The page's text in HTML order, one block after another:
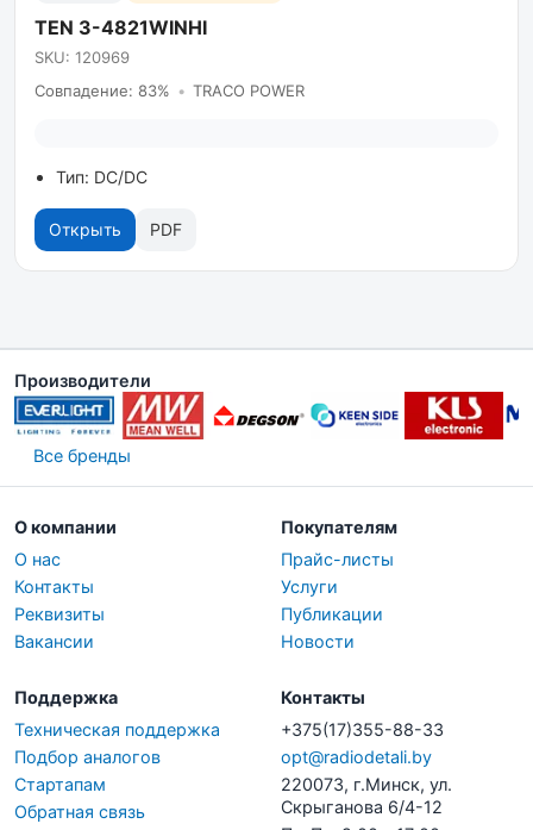
TEN 3-4821WINHI
SKU: 120969
Совпадение: 83% • TRACO POWER
Тип: DC/DC
Открыть PDF
Производители
Все бренды
О компании
О нас
Контакты
Реквизиты
Вакансии
Покупателям
Прайс-листы
Услуги
Публикации
Новости
Поддержка
Техническая поддержка
Подбор аналогов
Стартапам
Обратная связь
Контакты
+375(17)355-88-33
opt@radiodetali.by
220073, г.Минск, ул.
Скрыганова 6/4-12